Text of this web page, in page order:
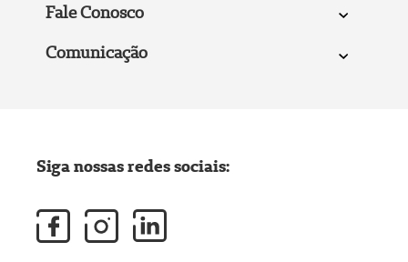
Fale Conosco
Comunicação
Siga nossas redes sociais: